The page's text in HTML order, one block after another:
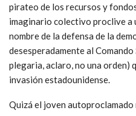
pirateo de los recursos y
imaginario colectivo proclive a
nombre de la defensa de la
desesperadamente al
plegaria, aclaro, no una orden)
invasión estadounidense.
Quizá el joven